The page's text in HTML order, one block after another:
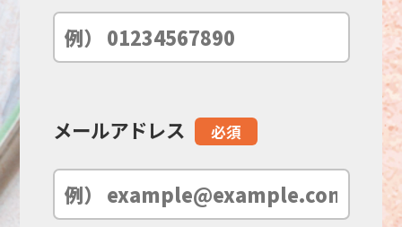
ル
空
メールアドレス 必須